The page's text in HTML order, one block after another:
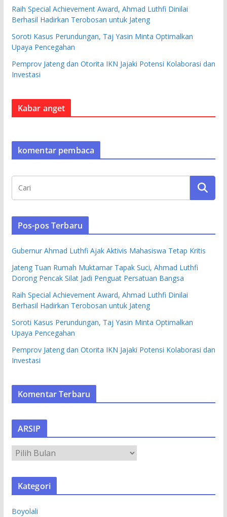
Raih Special Achievement Award, Ahmad Luthfi Dinilai
Berhasil Hadirkan Terobosan untuk Jateng
Soroti Kasus Perundungan, Taj Yasin Minta Optimalkan
Upaya Pencegahan
Pemprov Jateng dan Otorita IKN Jajaki Potensi Kolaborasi dan
Investasi
Kabar anget
komentar pembaca
Pos-pos Terbaru
Gubernur Ahmad Luthfi Ajak Aktivis Mahasiswa Tetap Kritis
Jateng Tuan Rumah Muktamar Tapak Suci, Ahmad Luthfi
Dorong Pencak Silat Jadi Penguat Persatuan Bangsa
Raih Special Achievement Award, Ahmad Luthfi Dinilai
Berhasil Hadirkan Terobosan untuk Jateng
Soroti Kasus Perundungan, Taj Yasin Minta Optimalkan
Upaya Pencegahan
Pemprov Jateng dan Otorita IKN Jajaki Potensi Kolaborasi dan
Investasi
Komentar Terbaru
ARSIP
R
S
Kategori
Boyolali